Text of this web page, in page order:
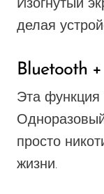
Изогнутый
делая
Bluetooth
Эта функция
просто
жизни.